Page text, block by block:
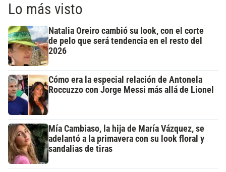
Lo más visto
Natalia Oreiro cambió su look, con el corte
de pelo que será tendencia en el resto del
2026
Cómo era la especial relación de Antonela
Roccuzzo con Jorge Messi más allá de Lionel
Mía Cambiaso, la hija de María Vázquez, se
adelantó a la primavera con su look floral y
sandalias de tiras